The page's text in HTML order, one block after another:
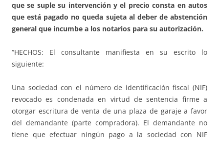
que se suple su intervención y el precio consta en autos
que está pagado no queda sujeta al deber de abstención
general que incumbe a los notarios para su autorización.
“HECHOS: El consultante manifiesta en su escrito lo
siguiente:
Una sociedad con el número de identificación fiscal (NIF)
revocado es condenada en virtud de sentencia firme a
otorgar escritura de venta de una plaza de garaje a favor
del demandante (parte compradora). El demandante no
tiene que efectuar ningún pago a la sociedad con NIF